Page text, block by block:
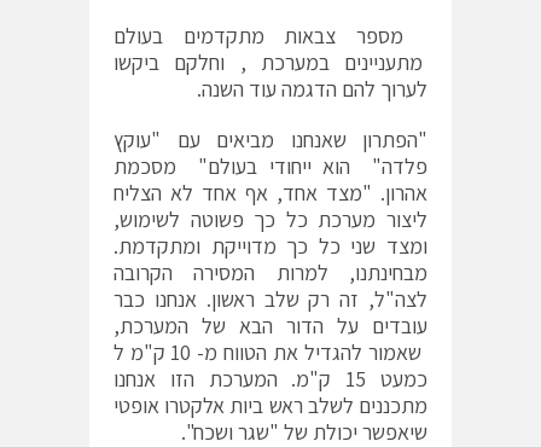
מספר צבאות מתקדמים בעולם
מתעניינים במערכת , וחלקם ביקשו
לערוך להם הדגמה עוד השנה.
"הפתרון שאנחנו מביאים עם "עוקץ
פלדה" הוא ייחודי בעולם" מסכמת
אהרון. "מצד אחד, אף אחד לא הצליח
ליצור מערכת כל כך פשוטה לשימוש,
ומצד שני כל כך מדוייקת ומתקדמת.
מבחינתנו, למרות המסירה הקרובה
לצה"ל, זה רק שלב ראשון. אנחנו כבר
עובדים על הדור הבא של המערכת,
שאמור להגדיל את הטווח מ- 10 ק"מ ל
כמעט 15 ק"מ. המערכת הזו אנחנו
מתכננים לשלב ראש ביות אלקטרו אופטי
שיאפשר יכולת של "שגר ושכח".